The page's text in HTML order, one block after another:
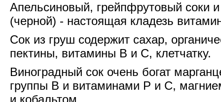
Апельсиновый, грейпфрутовый соки
(черной) - настоящая кладезь
Сок из груш содержит сахар,
пектины, витамины В и С, клетчатку.
Виноградный сок очень богат
группы В и витаминами Р и С,
и кобальтом.